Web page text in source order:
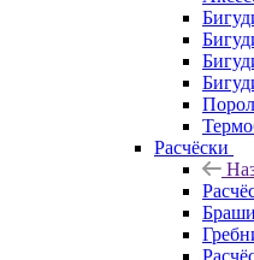
Расчёски